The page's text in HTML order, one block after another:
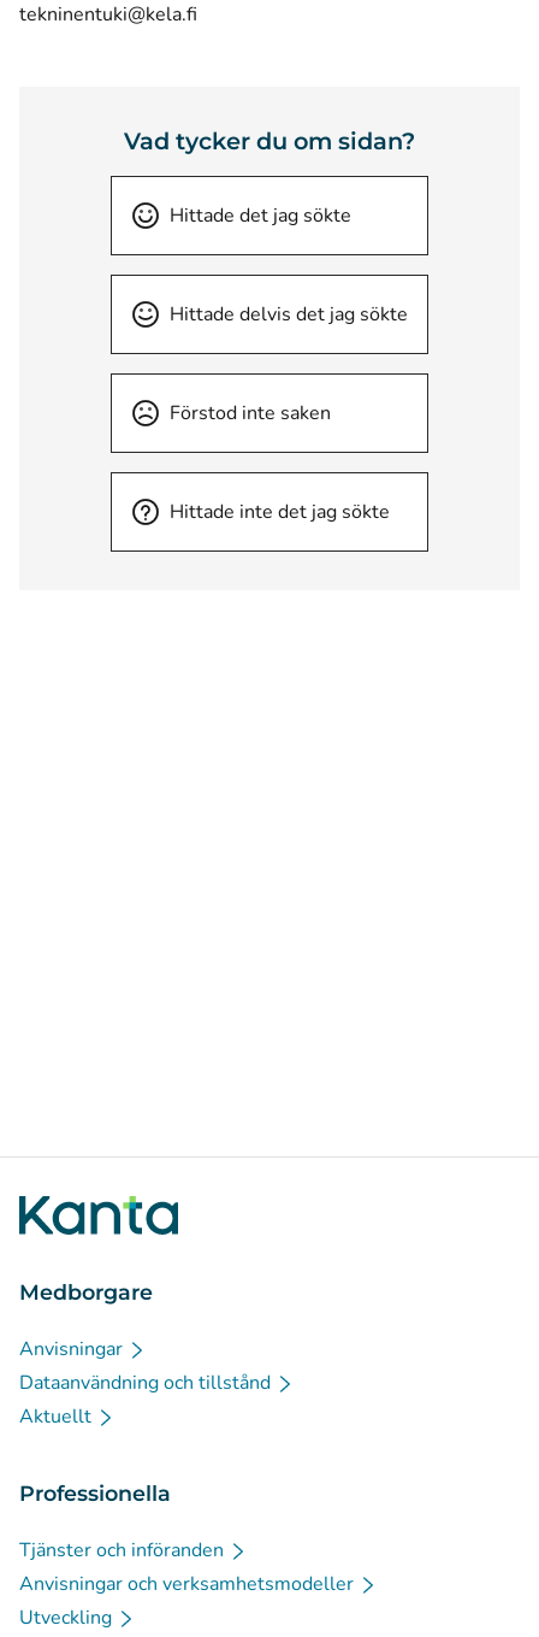
tekninentuki@kela.fi
Vad tycker du om sidan?
Hittade det jag sökte
Hittade delvis det jag sökte
Förstod inte saken
Hittade inte det jag sökte
Medborgare
Anvisningar
Dataanvändning och tillstånd
Aktuellt
Professionella
Tjänster och införanden
Anvisningar och verksamhetsmodeller
Utveckling